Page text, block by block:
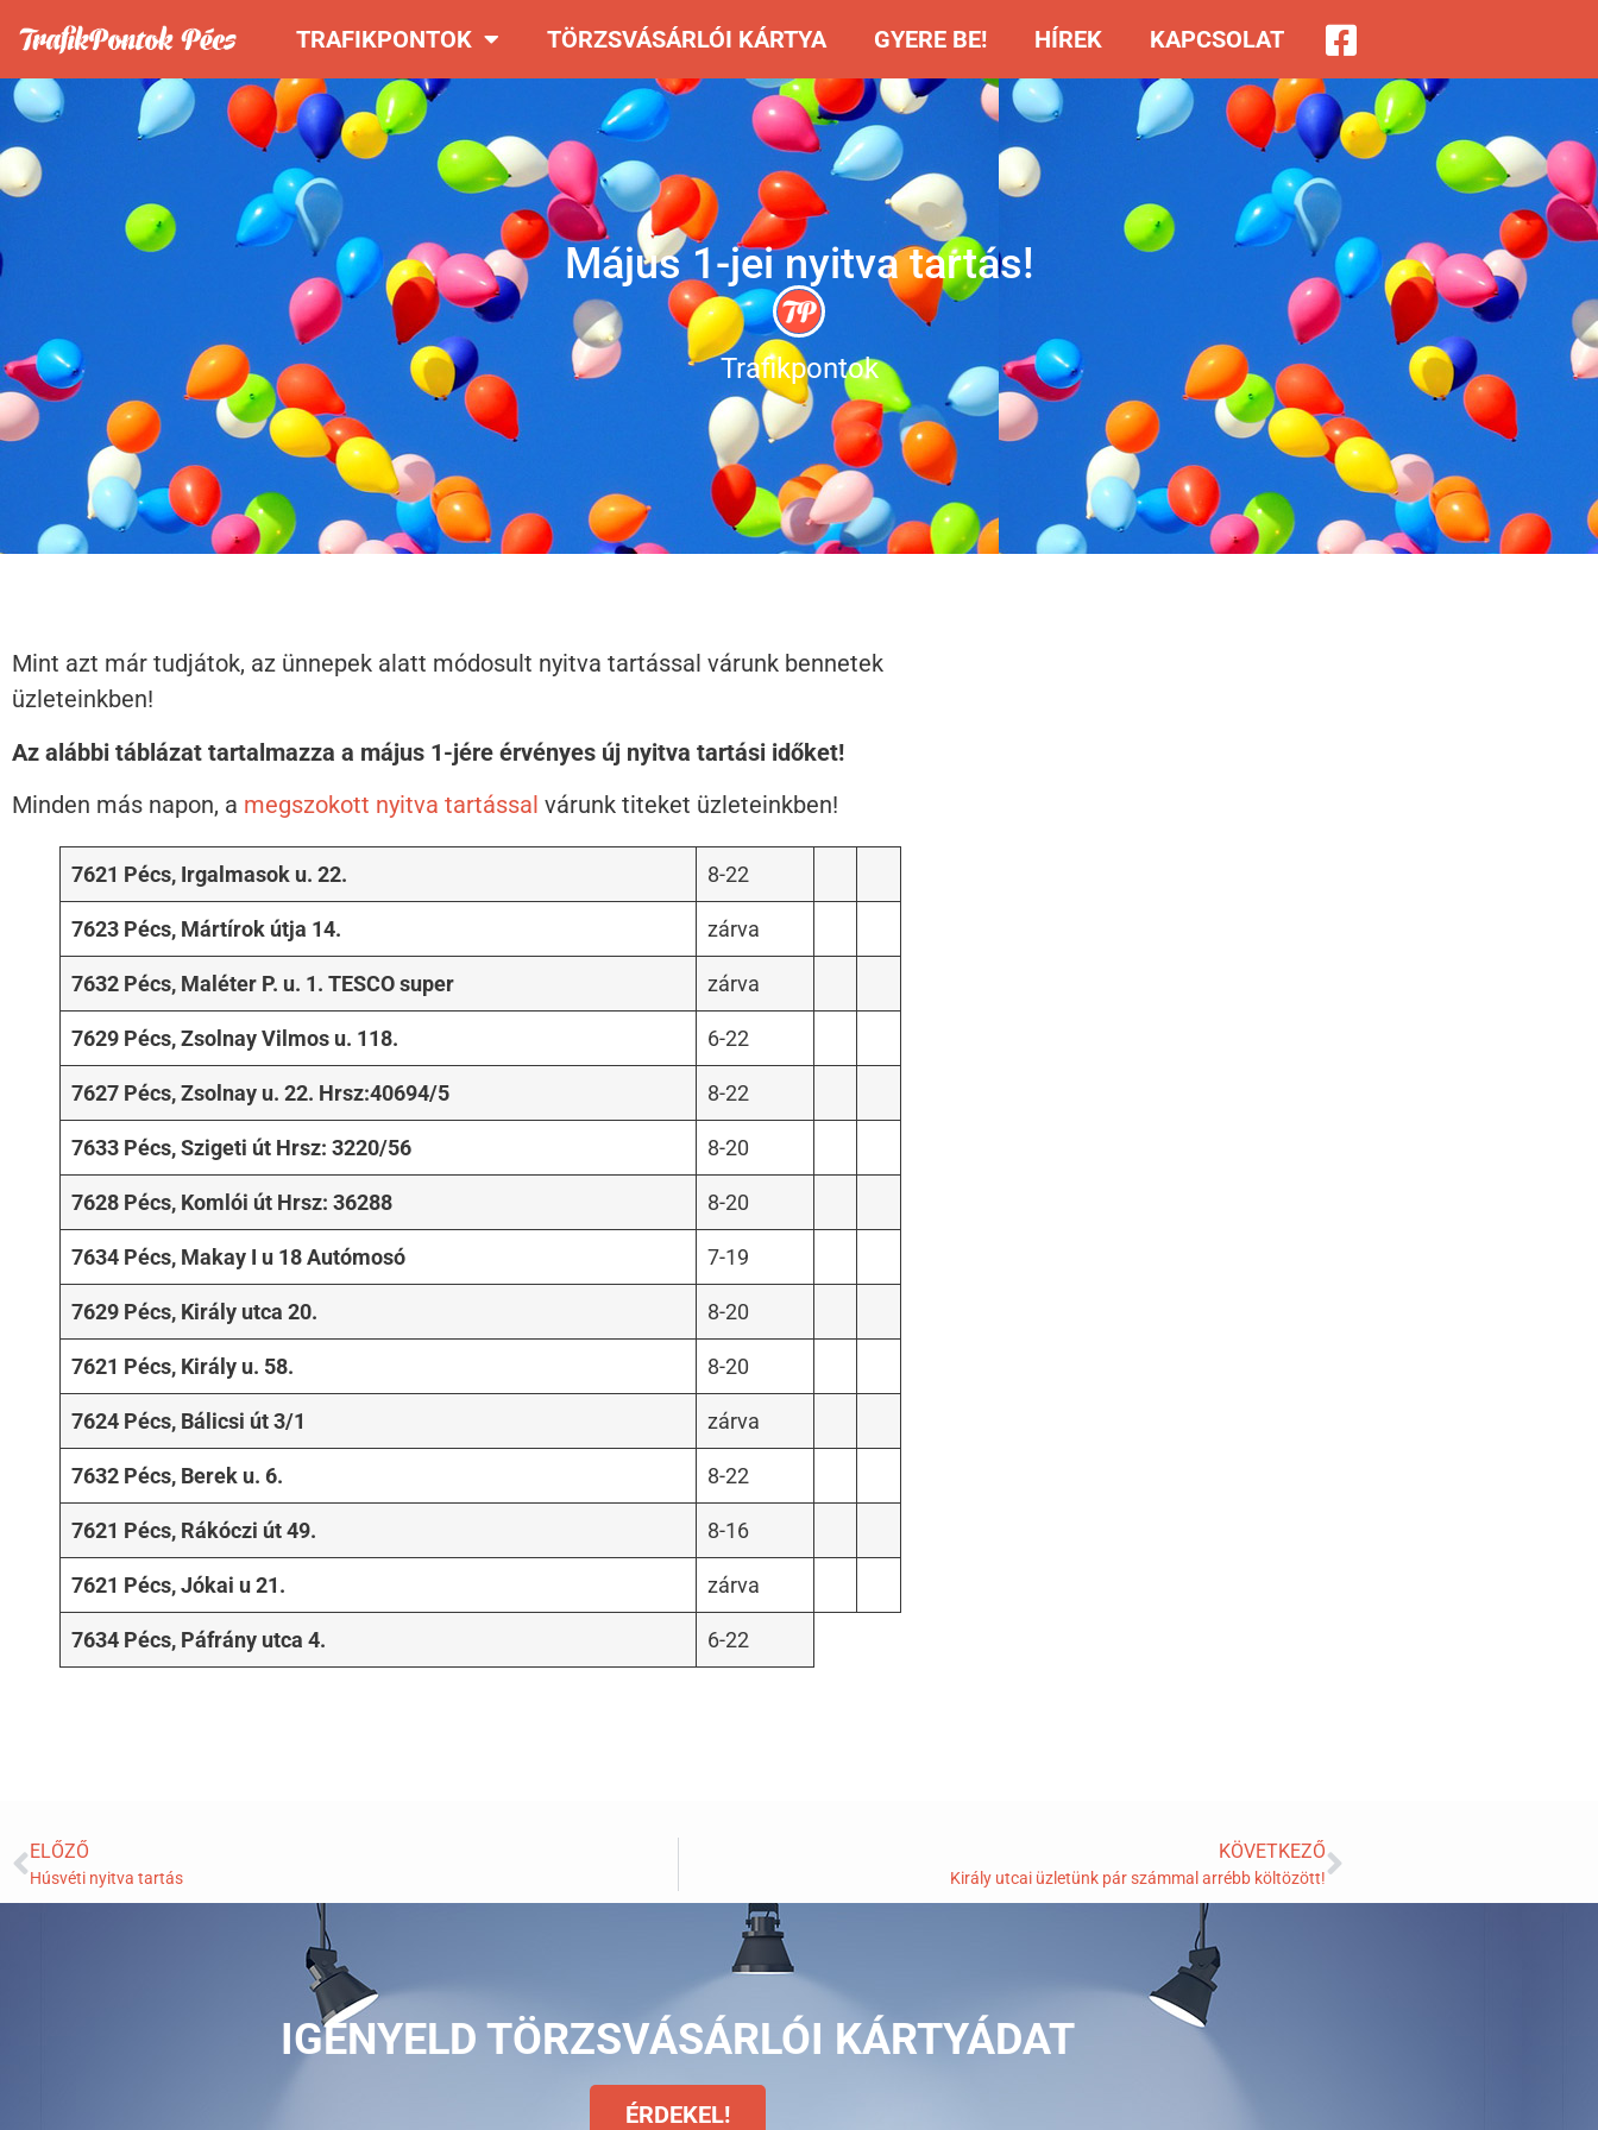
TRAFIKPONTOK TÖRZSVÁSÁRLÓI KÁRTYA GYERE BE! HÍREK KAPCSOLAT
Május 1-jei nyitva tartás!
Trafikpontok
Mint azt már tudjátok, az ünnepek alatt módosult nyitva tartással várunk bennetek
üzleteinkben!
Az alábbi táblázat tartalmazza a május 1-jére érvényes új nyitva tartási időket!
Minden más napon, a megszokott nyitva tartással várunk titeket üzleteinkben!
7621 Pécs, Irgalmasok u. 22. 8-22
7623 Pécs, Mártírok útja 14. zárva
7632 Pécs, Maléter P. u. 1. TESCO super zárva
7629 Pécs, Zsolnay Vilmos u. 118. 6-22
7627 Pécs, Zsolnay u. 22. Hrsz:40694/5 8-22
7633 Pécs, Szigeti út Hrsz: 3220/56 8-20
7628 Pécs, Komlói út Hrsz: 36288 8-20
7634 Pécs, Makay I u 18 Autómosó 7-19
7629 Pécs, Király utca 20. 8-20
7621 Pécs, Király u. 58. 8-20
7624 Pécs, Bálicsi út 3/1 zárva
7632 Pécs, Berek u. 6. 8-22
7621 Pécs, Rákóczi út 49. 8-16
7621 Pécs, Jókai u 21. zárva
7634 Pécs, Páfrány utca 4. 6-22
ELŐZŐ
Húsvéti nyitva tartás
KÖVETKEZŐ
Király utcai üzletünk pár számmal arrébb költözött!
IGÉNYELD TÖRZSVÁSÁRLÓI KÁRTYÁDAT
ÉRDEKEL!